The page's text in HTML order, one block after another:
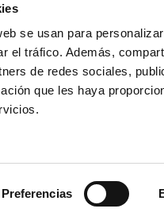
se usan para
el tráfico. Además,
de redes sociales,
que les haya
Preferencias
Barrio Ugarte s/n –
USt-
E-mail: sidenor-
Tlf: